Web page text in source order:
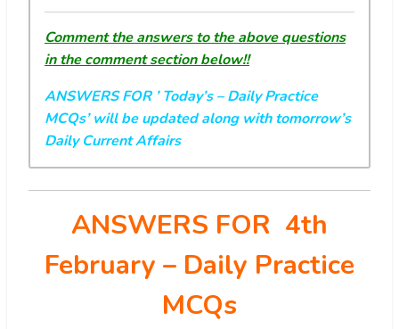
Comment the answers to the above questions
in the comment section below!!
ANSWERS FOR ’ Today’s – Daily Practice
MCQs’ will be updated along with tomorrow’s
Daily Current Affairs
ANSWERS FOR 4th
February – Daily Practice
MCQs